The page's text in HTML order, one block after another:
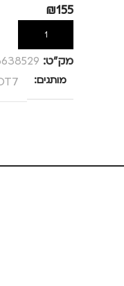
₪155
הוספה לסל
מק”ט:
מותגים